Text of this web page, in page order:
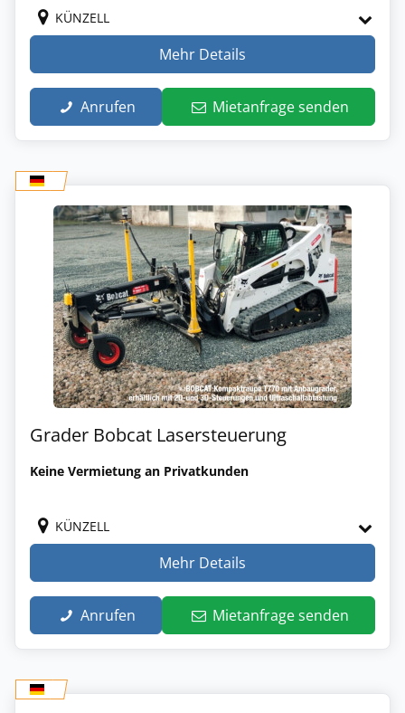
KÜNZELL
Mehr Details
Anrufen Mietanfrage senden
Grader Bobcat Lasersteuerung
Keine Vermietung an Privatkunden
KÜNZELL
Mehr Details
Anrufen Mietanfrage senden